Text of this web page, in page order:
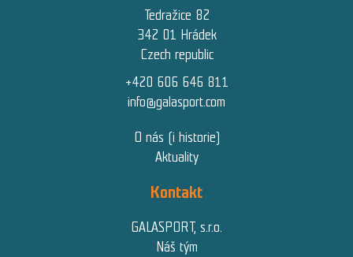
Tedražice 82
342 01 Hrádek
Czech republic
+420 606 646 811
info@galasport.com
O nás (i historie)
Aktuality
Kontakt
GALASPORT, s.r.o.
Náš tým